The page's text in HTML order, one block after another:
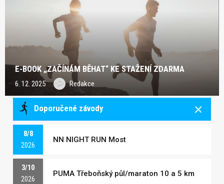
E-BOOK „ZAČÍNÁM BĚHAT“ KE STAŽENÍ ZDARMA
6. 12. 2025 Redakce
Doporučené závody
8/8
2026
NN NIGHT RUN Most
3/10
2026
PUMA Třeboňský půl/maraton 10 a 5 km